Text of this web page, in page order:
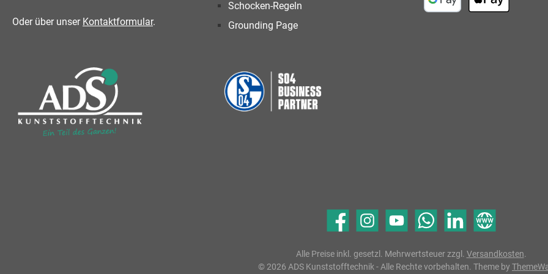
Oder über unser Kontaktformular.
Schocken-Regeln
Grounding Page
FacebookInstagramYouTube WhatsAppLinkedIn Website
Alle Preise inkl. gesetzl. Mehrwertsteuer zzgl. Versandkosten.
© 2026 ADS Kunststofftechnik - Alle Rechte vorbehalten. Theme by